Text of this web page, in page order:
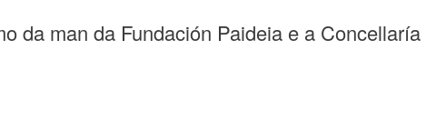
da man da Fundación Paideia e a Concellaría